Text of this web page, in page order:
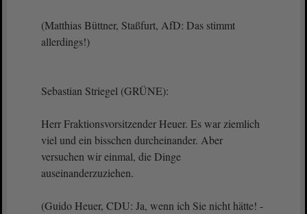
(Matthias Büttner, Staßfurt, AfD: Das stimmt
allerdings!)
Sebastian Striegel (GRÜNE):
Herr Fraktionsvorsitzender Heuer. Es war ziemlich
viel und ein bisschen durcheinander. Aber
versuchen wir einmal, die Dinge
auseinanderzuziehen.
(Guido Heuer, CDU: Ja, wenn ich Sie nicht hätte! -